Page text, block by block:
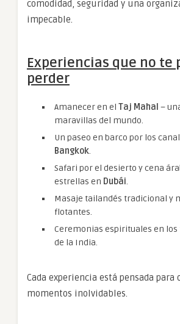
comodidad, seguridad y una
impecable.
Experiencias que no te
perder
Amanecer en el Taj Mahal –
maravillas del mundo.
Un paseo en barco por los
Bangkok.
Safari por el desierto y cena
estrellas en Dubái.
Masaje tailandés tradicional y
flotantes.
Ceremonias espirituales en los
de la India.
Cada experiencia está pensada para
momentos inolvidables.